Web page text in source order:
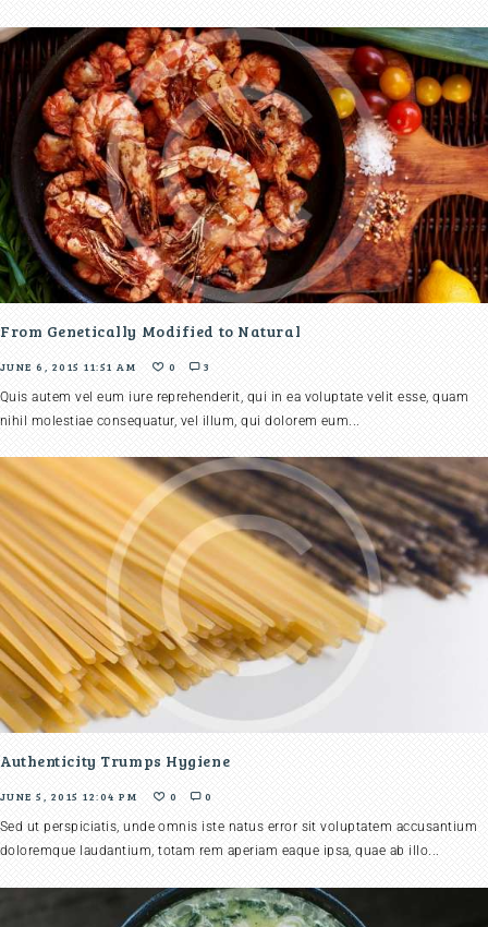
From Genetically Modified to Natural
JUNE 6, 2015 11:51 AM 0
3
Quis autem vel eum iure reprehenderit, qui in ea voluptate velit esse, quam
nihil molestiae consequatur, vel illum, qui dolorem eum...
Authenticity Trumps Hygiene
JUNE 5, 2015 12:04 PM 0
0
Sed ut perspiciatis, unde omnis iste natus error sit voluptatem accusantium
doloremque laudantium, totam rem aperiam eaque ipsa, quae ab illo...